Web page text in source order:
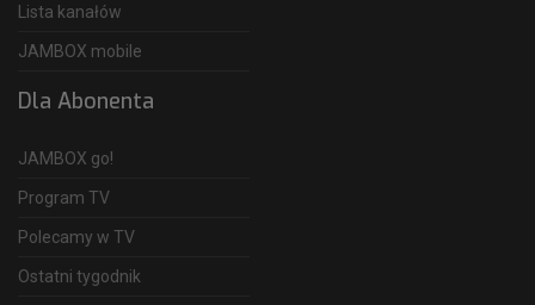
Lista kanałów
JAMBOX mobile
Dla Abonenta
JAMBOX go!
Program TV
Polecamy w TV
Ostatni tygodnik